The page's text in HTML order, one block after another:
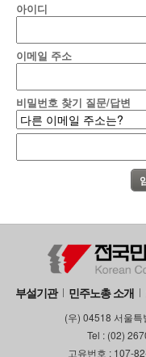
아이디
이메일 주소
비밀번호 찾기 질문/답변
부설기관 민주노총 소개
(우) 04518 서울
Tel : (02)
고유번호 : 107-
부설기관
업무